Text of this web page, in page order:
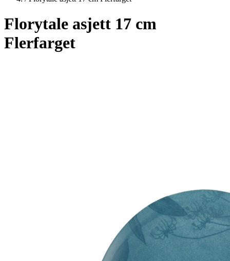
Florytale asjett 17 cm
Flerfarget